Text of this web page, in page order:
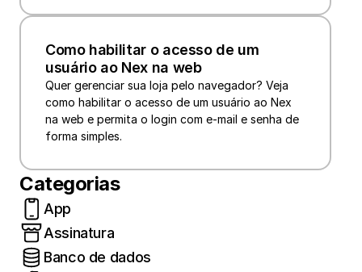
Como habilitar o acesso de um
usuário ao Nex na web
Quer gerenciar sua loja pelo navegador? Veja
como habilitar o acesso de um usuário ao Nex
na web e permita o login com e-mail e senha de
forma simples.
Categorias
App
Assinatura
Banco de dados